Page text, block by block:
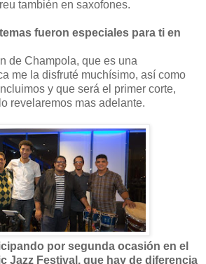
también en saxofones.
fueron especiales para ti en
de Champola, que es una
me la disfruté muchísimo, así como
y que será el primer corte,
revelaremos mas adelante.
por segunda ocasión en el
Jazz Festival, que hay de diferencia